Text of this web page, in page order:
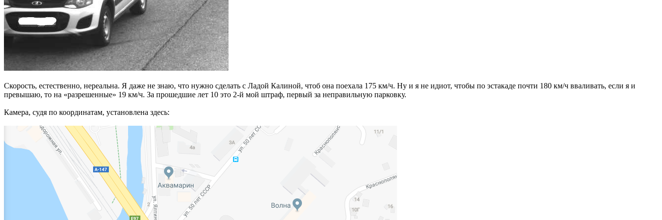
Скорость, естественно, нереальна. Я даже не знаю, что нужно сделать с Ладой Калиной, чтоб она поехала 175 км/ч. Ну и я не идиот, чтобы по эстакаде почти 180 км/ч вваливать, если я и
превышаю, то на «разрешенные» 19 км/ч. За прошедшие лет 10 это 2-й мой штраф, первый за неправильную парковку.
Камера, судя по координатам, установлена здесь: